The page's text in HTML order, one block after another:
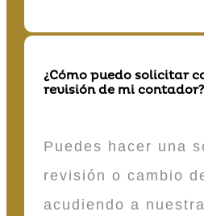
¿Cómo puedo solicitar
revisión de mi contador?
Puedes hacer una
revisión o cambio
acudiendo a